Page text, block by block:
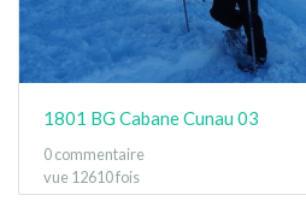
1801 BG Cabane Cunau 03
0 commentaire
vue 12610 fois